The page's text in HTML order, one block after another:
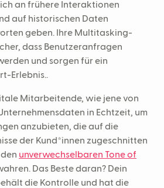
an frühere Interaktionen
auf historischen Daten
geben. Ihre Multitasking-
dass Benutzeranfragen
und sorgen für ein
Erlebnis..
Mitarbeitende, wie jene von
in Echtzeit, um
anzubieten, die auf die
der Kund*innen zugeschnitten
unverwechselbaren Tone of
Das Beste daran? Dein
die Kontrolle und hat die